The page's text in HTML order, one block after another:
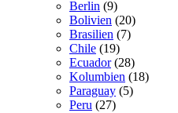
Berlin (9)
Bolivien (20)
Brasilien (7)
Chile (19)
Ecuador(28)
Kolumbien (18)
Paraguay (5)
Peru (27)